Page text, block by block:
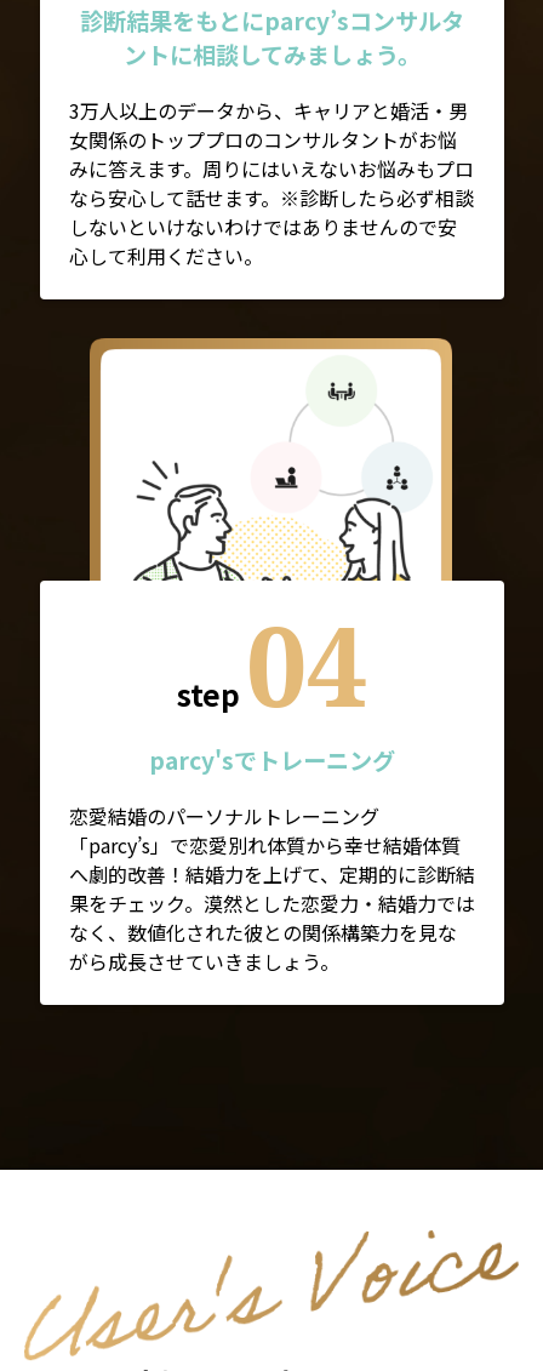
診断結果をもとにparcy’sコンサルタ
ントに相談してみましょう。
3万人以上のデータから、キャリアと婚活・男
女関係のトッププロのコンサルタントがお悩
みに答えます。周りにはいえないお悩みもプロ
なら安心して話せます。※診断したら必ず相談
しないといけないわけではありませんので安
心して利用ください。
step 04
parcy'sでトレーニング
恋愛結婚のパーソナルトレーニング
「parcy’s」で恋愛別れ体質から幸せ結婚体質
へ劇的改善！結婚力を上げて、定期的に診断結
果をチェック。漠然とした恋愛力・結婚力では
なく、数値化された彼との関係構築力を見な
がら成長させていきましょう。